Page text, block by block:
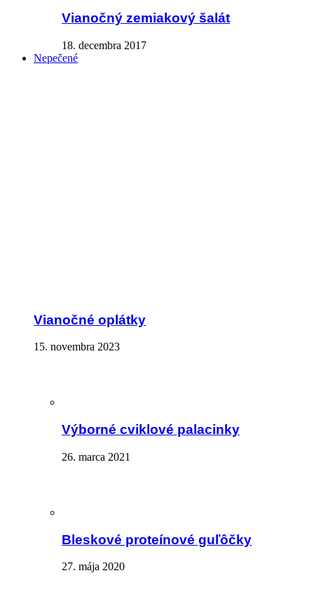
Vianočný zemiakový šalát
18. decembra 2017
Nepečené
Vianočné oplátky
15. novembra 2023
Výborné cviklové palacinky
26. marca 2021
Bleskové proteínové guľôčky
27. mája 2020